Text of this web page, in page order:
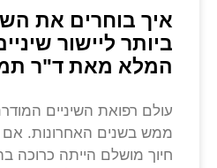
איך בוחרים את
ביותר ליישור
המלא מאת ד"ר
עולם רפואת השיניים
ממש בשנים האחרונות.
חיוך מושלם הייתה כרוכה